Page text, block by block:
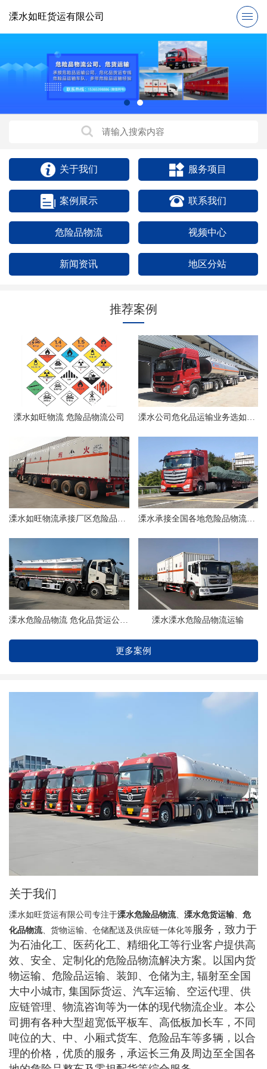
溧水如旺货运有限公司
关于我们 服务项目
案例展示 联系我们
危险品物流 视频中心
新闻资讯 地区分站
推荐案例
溧水如旺物流 危险品物流公司 溧水公司危化品运输业务选如旺物流
溧水如旺物流承接厂区危险品物流 溧水承接全国各地危险品物流业务
溧水危险品物流 危化品货运公司 找如旺物流 溧水溧水危险品物流运输
更多案例
关于我们
溧水如旺货运有限公司专注于溧水危险品物流、 溧水危货运输
危
化品物流、货物运输、仓储配送及供应链一体化等服务 ，致力于
为石油化工、医药化工、精细化工等行业客户提供高
效、安全、定制化的危险品物流解决方案。以国内货
物运输、危险品运输、装卸、仓储为主, 辐射至全国
大中小城市, 集国际货运、汽车运输、空运代理、供
应链管理、物流咨询等为一体的现代物流企业。本公
司拥有各种大型超宽低平板车、高低板加长车，不同
吨位的大、中、小厢式货车、危险品车等多辆，以合
理的价格，优质的服务，承运长三角及周边至全国各